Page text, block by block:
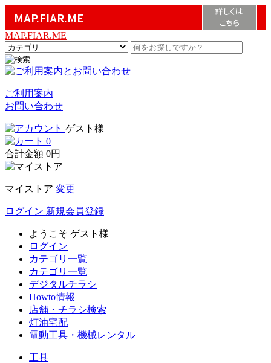
MAP.FIAR.ME
詳しくは
こちら
MAP.FIAR.ME
ご利用案内
お問い合わせ
ゲスト様
0
合計金額 0円
マイストア 変更
ログイン 新規会員登録
ようこそ ゲスト様
ログイン
カテゴリ一覧
カテゴリ一覧
デジタルチラシ
Howto情報
店舗・チラシ検索
灯油宅配
電動工具・機械レンタル
工具